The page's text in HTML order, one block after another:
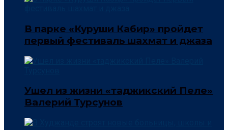
В парке «Куруши Кабир» пройдет
первый фестиваль шахмат и джаза
Ушел из жизни «таджикский Пеле»
Валерий Турсунов